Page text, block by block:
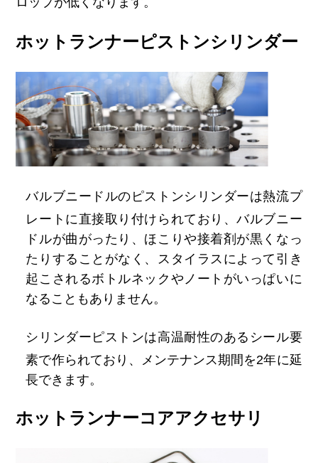
ホットランナーピストンシリンダー
バルブニードルのピストンシリンダーは熱流プ
レートに直接取り付けられており、バルブニー
ドルが曲がったり、ほこりや接着剤が黒くなっ
たりすることがなく、スタイラスによって引き
起こされるボトルネックやノートがいっぱいに
なることもありません。
シリンダーピストンは高温耐性のあるシール要
素で作られており、メンテナンス期間を2年に延
長できます。
ホットランナーコアアクセサリ